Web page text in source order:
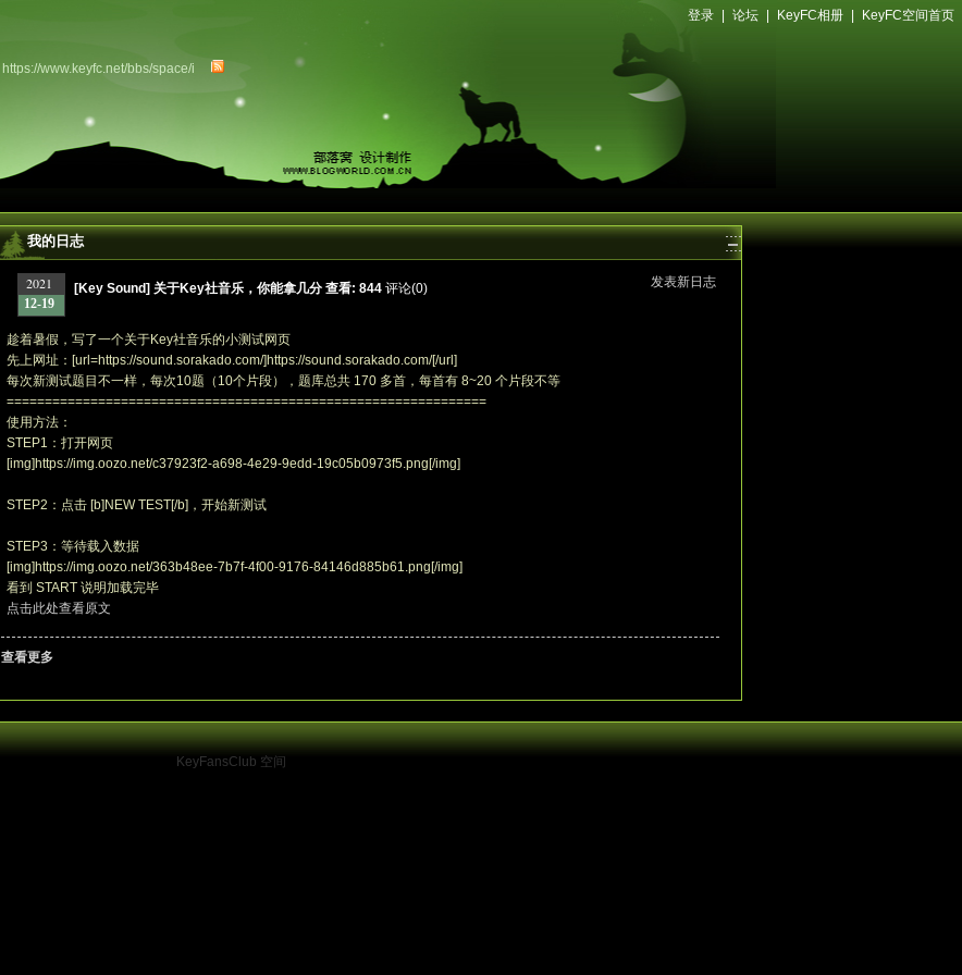
登录 论坛 KeyFC相册 KeyFC空间首页
https://www.keyfc.net/bbs/space/i
我的日志
发表新日志
2021
12-19
[Key Sound] 关于Key社音乐，你能拿几分 查看: 844 评论(0)
趁着暑假，写了一个关于Key社音乐的小测试网页
先上网址：[url=https://sound.sorakado.com/]https://sound.sorakado.com/[/url]
每次新测试题目不一样，每次10题（10个片段），题库总共 170 多首，每首有 8~20 个片段不等
===============================================================
使用方法：
STEP1：打开网页
[img]https://img.oozo.net/c37923f2-a698-4e29-9edd-19c05b0973f5.png[/img]
STEP2：点击 [b]NEW TEST[/b]，开始新测试
STEP3：等待载入数据
[img]https://img.oozo.net/363b48ee-7b7f-4f00-9176-84146d885b61.png[/img]
看到 START 说明加载完毕
点击此处查看原文
查看更多
KeyFansClub 空间